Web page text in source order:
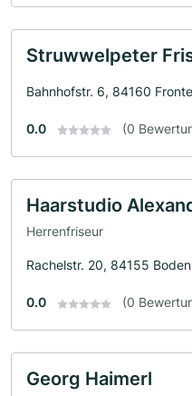
Struwwelpeter
Bahnhofstr. 6, 84160
0.0 (0
Haarstudio
Herrenfriseur
Rachelstr. 20, 84155
0.0 (0
Georg Haimerl